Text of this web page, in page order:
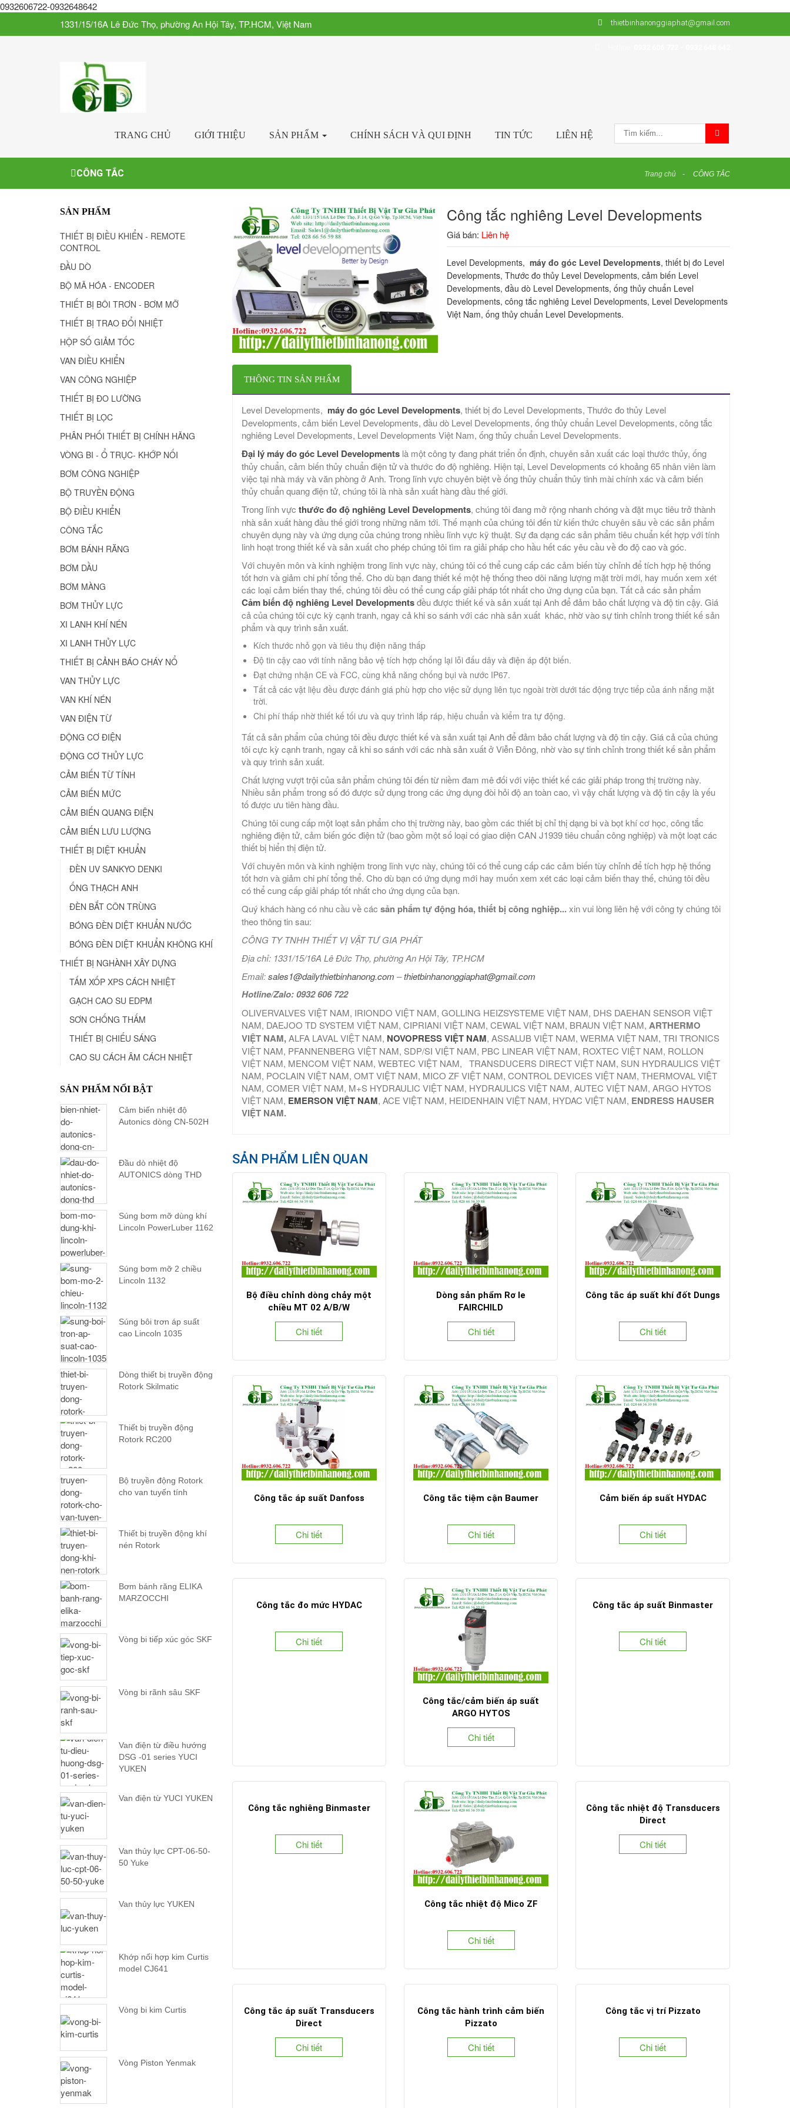
0932606722-0932648642
1331/15/16A Lê Đức Thọ, phường An Hội Tây, TP.HCM, Việt Nam
thietbinhanonggiaphat@gmail.com
TRANG CHỦ GIỚI THIỆU SẢN PHẨM CHÍNH SÁCH VÀ QUI ĐỊNH TIN TỨC LIÊN HỆ
CÔNG TẮC Trang chủ CÔNG TẮC
Công tắc nghiêng Level Developments
Giá bán: Liên hệ
Level Developments,máy đo góc Level Developments, thiết bị đo Level
Developments, Thước đo thủy Level Developments, cảm biến Level
Developments, đầu dò Level Developments, ống thủy chuẩn Level
Developments, công tắc nghiêng Level Developments, Level Developments
Việt Nam, ống thủy chuẩn Level Developments.
THÔNG TIN SẢN PHẨM
Level Developments, máy đo góc Level Developments, thiết bị đo Level Developments, Thước đo thủy Level
Developments, cảm biến Level Developments, đầu dò Level Developments, ống thủy chuẩn Level Developments, công tắc
nghiêng Level Developments, Level Developments Việt Nam, ống thủy chuẩn Level Developments.
Đại lý máy đo góc Level Developmentslà một công ty đang phát triển ổn định, chuyên sản xuất các loại thước thủy, ống
thủy chuẩn, cảm biến thủy chuẩn điện tử và thước đo độ nghiêng. Hiện tại, Level Developments có khoảng 65 nhân viên làm
việc tại nhà máy và văn phòng ở Anh. Trong lĩnh vực chuyên biệt về ống thủy chuẩn thủy tinh mài chính xác và cảm biến
thủy chuẩn quang điện tử, chúng tôi là nhà sản xuất hàng đầu thế giới.
Trong lĩnh vực thước đo độ nghiêng Level Developments, chúng tôi đang mở rộng nhanh chóng và đặt mục tiêu trở thành
nhà sản xuất hàng đầu thế giới trong những năm tới. Thế mạnh của chúng tôi đến từ kiến ​​thức chuyên sâu về các sản phẩm
chuyên dụng này và ứng dụng của chúng trong nhiều lĩnh vực kỹ thuật. Sự đa dạng các sản phẩm tiêu chuẩn kết hợp với tính
linh hoạt trong thiết kế và sản xuất cho phép chúng tôi tìm ra giải pháp cho hầu hết các yêu cầu về đo độ cao và góc.
Với chuyên môn và kinh nghiệm trong lĩnh vực này, chúng tôi có thể cung cấp các cảm biến tùy chỉnh để tích hợp hệ thống
tốt hơn và giảm chi phí tổng thể. Cho dù bạn đang thiết kế một hệ thống theo dõi năng lượng mặt trời mới, hay muốn xem xét
các loại cảm biến thay thế, chúng tôi đều có thể cung cấp giải pháp tốt nhất cho ứng dụng của bạn. Tất cả các sản phẩm
Cảm biến độ nghiêng Level Developmentsđều được thiết kế và sản xuất tại Anh để đảm bảo chất lượng và độ tin cậy. Giá
cả của chúng tôi cực kỳ cạnh tranh, ngay cả khi so sánh với các nhà sản xuất khác, nhờ vào sự tinh chỉnh trong thiết kế sản
phẩm và quy trình sản xuất.
Kích thước nhỏ gọn và tiêu thụ điện năng thấp
Độ tin cậy cao với tính năng bảo vệ tích hợp chống lại lỗi đấu dây và điện áp đột biến.
Đạt chứng nhận CE và FCC, cùng khả năng chống bụi và nước IP67.
Tất cả các vật liệu đều được đánh giá phù hợp cho việc sử dụng liên tục ngoài trời dưới tác động trực tiếp của ánh nắng mặt
trời.
Chi phí thấp nhờ thiết kế tối ưu và quy trình lắp ráp, hiệu chuẩn và kiểm tra tự động.
Tất cả sản phẩm của chúng tôi đều được thiết kế và sản xuất tại Anh để đảm bảo chất lượng và độ tin cậy. Giá cả của chúng
tôi cực kỳ cạnh tranh, ngay cả khi so sánh với các nhà sản xuất ở Viễn Đông, nhờ vào sự tinh chỉnh trong thiết kế sản phẩm
và quy trình sản xuất.
Chất lượng vượt trội của sản phẩm chúng tôi đến từ niềm đam mê đối với việc thiết kế các giải pháp trong thị trường này.
Nhiều sản phẩm trong số đó được sử dụng trong các ứng dụng đòi hỏi độ an toàn cao, vì vậy chất lượng và độ tin cậy là yếu
tố được ưu tiên hàng đầu.
Chúng tôi cung cấp một loạt sản phẩm cho thị trường này, bao gồm các thiết bị chỉ thị dạng bi và bọt khí cơ học, công tắc
nghiêng điện tử, cảm biến góc điện tử (bao gồm một số loại có giao diện CAN J1939 tiêu chuẩn công nghiệp) và một loạt các
thiết bị hiển thị điện tử.
Với chuyên môn và kinh nghiệm trong lĩnh vực này, chúng tôi có thể cung cấp các cảm biến tùy chỉnh để tích hợp hệ thống
tốt hơn và giảm chi phí tổng thể. Cho dù bạn có ứng dụng mới hay muốn xem xét các loại cảm biến thay thế, chúng tôi đều
có thể cung cấp giải pháp tốt nhất cho ứng dụng của bạn.
Quý khách hàng có nhu cầu về các sản phẩm tự động hóa, thiết bị công nghiệp...xin vui lòng liên hệ với công ty chúng tôi
theo thông tin sau:
CÔNG TY TNHH THIẾT VỊ VẬT TƯ GIA PHÁT
Địa chỉ: 1331/15/16A Lê Đức Thọ, phường An Hội Tây, TP.HCM
Email:sales1@dailythietbinhanong.com –thietbinhanonggiaphat@gmail.com
Hotline/Zalo: 0932 606 722
OLIVERVALVES VIỆT NAM, IRIONDO VIỆT NAM, GOLLING HEIZSYSTEME VIỆT NAM, DHS DAEHAN SENSOR VIỆT
NAM, DAEJOO TD SYSTEM VIỆT NAM, CIPRIANI VIỆT NAM, CEWAL VIỆT NAM, BRAUN VIỆT NAM, ARTHERMO
VIỆT NAM,ALFA LAVAL VIỆT NAM, NOVOPRESS VIỆT NAM, ASSALUB VIỆT NAM, WERMA VIỆT NAM, TRI TRONICS
VIỆT NAM, PFANNENBERG VIỆT NAM, SDP/SI VIỆT NAM, PBC LINEAR VIỆT NAM, ROXTEC VIỆT NAM, ROLLON
VIỆT NAM, MENCOM VIỆT NAM, WEBTEC VIỆT NAM, TRANSDUCERS DIRECT VIỆT NAM, SUN HYDRAULICS VIỆT
NAM, POCLAIN VIỆT NAM, OMT VIỆT NAM, MICO ZF VIỆT NAM, CONTROL DEVICES VIỆT NAM, THERMOVAL VIỆT
NAM, COMER VIỆT NAM, M+S HYDRAULIC VIỆT NAM, HYDRAULICS VIỆT NAM, AUTEC VIỆT NAM, ARGO HYTOS
VIỆT NAM, EMERSON VIỆT NAM, ACE VIỆT NAM, HEIDENHAIN VIỆT NAM, HYDAC VIỆT NAM, ENDRESS HAUSER
VIỆT NAM.
SẢN PHẨM LIÊN QUAN
Bộ điều chỉnh dòng chảy một
chiều MT 02 A/B/W
Chi tiết
Dòng sản phẩm Rơ le
FAIRCHILD
Chi tiết
Công tắc áp suất khí đốt Dungs
Chi tiết
Công tắc áp suất Danfoss
Chi tiết
Công tắc tiệm cận Baumer
Chi tiết
Cảm biến áp suất HYDAC
Chi tiết
Công tắc đo mức HYDAC
Chi tiết
Công tắc/cảm biến áp suất
ARGO HYTOS
Chi tiết
Công tắc áp suất Binmaster
Chi tiết
Công tắc nghiêng Binmaster
Chi tiết
Công tắc nhiệt độ Mico ZF
Chi tiết
Công tắc nhiệt độ Transducers
Direct
Chi tiết
Công tắc áp suất Transducers
Direct
Chi tiết
Công tắc hành trình cảm biến
Pizzato
Chi tiết
Công tắc vị trí Pizzato
Chi tiết
SẢN PHẨM
THIẾT BỊ ĐIỀU KHIỂN - REMOTE
CONTROL
ĐẦU DÒ
BỘ MÃ HÓA - ENCODER
THIẾT BỊ BÔI TRƠN - BƠM MỠ
THIẾT BỊ TRAO ĐỔI NHIỆT
HỘP SỐ GIẢM TỐC
VAN ĐIỀU KHIỂN
VAN CÔNG NGHIỆP
THIẾT BỊ ĐO LƯỜNG
THIẾT BỊ LỌC
PHÂN PHỐI THIẾT BỊ CHÍNH HÃNG
VÒNG BI - Ổ TRỤC- KHỚP NỐI
BƠM CÔNG NGHIỆP
BỘ TRUYỀN ĐỘNG
BỘ ĐIỀU KHIỂN
CÔNG TẮC
BƠM BÁNH RĂNG
BƠM DẦU
BƠM MÀNG
BƠM THỦY LỰC
XI LANH KHÍ NÉN
XI LANH THỦY LỰC
THIẾT BỊ CẢNH BÁO CHÁY NỔ
VAN THỦY LỰC
VAN KHÍ NÉN
VAN ĐIỆN TỪ
ĐỘNG CƠ ĐIỆN
ĐỘNG CƠ THỦY LỰC
CẢM BIẾN TỪ TÍNH
CẢM BIẾN MỨC
CẢM BIẾN QUANG ĐIỆN
CẢM BIẾN LƯU LƯỢNG
THIẾT BỊ DIỆT KHUẨN
ĐÈN UV SANKYO DENKI
ỐNG THẠCH ANH
ĐÈN BẮT CÔN TRÙNG
BÓNG ĐÈN DIỆT KHUẨN NƯỚC
BÓNG ĐÈN DIỆT KHUẨN KHÔNG KHÍ
THIẾT BỊ NGHÀNH XÂY DỰNG
TẤM XỐP XPS CÁCH NHIỆT
GẠCH CAO SU EDPM
SƠN CHỐNG THẤM
THIẾT BỊ CHIẾU SÁNG
CAO SU CÁCH ÂM CÁCH NHIỆT
SẢN PHẨM NỔI BẬT
Cảm biến nhiệt độ
Autonics dòng CN-502H
Đầu dò nhiệt độ
AUTONICS dòng THD
Súng bơm mỡ dùng khí
Lincoln PowerLuber 1162
Súng bơm mỡ 2 chiều
Lincoln 1132
Súng bôi trơn áp suất
cao Lincoln 1035
Dòng thiết bị truyền động
Rotork Skilmatic
Thiết bị truyền động
Rotork RC200
Bộ truyền động Rotork
cho van tuyến tính
Thiết bị truyền động khí
nén Rotork
Bơm bánh răng ELIKA
MARZOCCHI
Vòng bi tiếp xúc góc SKF
Vòng bi rãnh sâu SKF
Van điện từ điều hướng
DSG -01 series YUCI
YUKEN
Van điện từ YUCI YUKEN
Van thủy lực CPT-06-50-
50 Yuke
Van thủy lực YUKEN
Khớp nối hợp kim Curtis
model CJ641
Vòng bi kim Curtis
Vòng Piston Yenmak